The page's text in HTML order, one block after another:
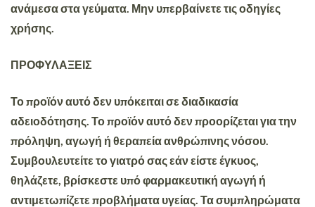
ανάμεσα στα γεύματα. Μην υπερβαίνετε τις οδηγίες
χρήσης.
ΠΡΟΦΥΛΑΞΕΙΣ
Το προϊόν αυτό δεν υπόκειται σε διαδικασία
αδειοδότησης. Το προϊόν αυτό δεν προορίζεται για την
πρόληψη, αγωγή ή θεραπεία ανθρώπινης νόσου.
Συμβουλευτείτε το γιατρό σας εάν είστε έγκυος,
θηλάζετε, βρίσκεστε υπό φαρμακευτική αγωγή ή
αντιμετωπίζετε προβλήματα υγείας. Τα συμπληρώματα